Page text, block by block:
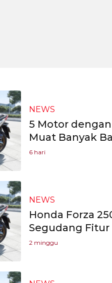
NEWS
5 Motor
Muat Banyak
6 hari
NEWS
Honda Forza
Segudang
2 minggu